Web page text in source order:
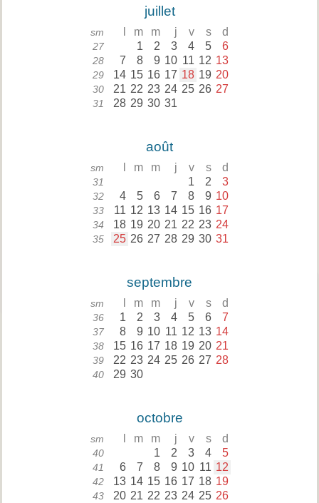
juillet
sm m m j v s d
27 1 2 3 4 5 6
28 7 8 9 10 11 12 13
29 14 15 16 17 18 19 20
30 21 22 23 24 25 26 27
31 28 29 30 31
août
sm m m j v s d
31 1 2 3
32 4 5 6 7 8 9 10
33 11 12 13 14 15 16 17
34 18 19 20 21 22 23 24
35 25 26 27 28 29 30 31
septembre
sm m m j v s d
36 1 2 3 4 5 6 7
37 8 9 10 11 12 13 14
38 15 16 17 18 19 20 21
39 22 23 24 25 26 27 28
40 29 30
octobre
sm m m j v s d
40 1 2 3 4 5
41 6 7 8 9 10 11 12
42 13 14 15 16 17 18 19
43 20 21 22 23 24 25 26